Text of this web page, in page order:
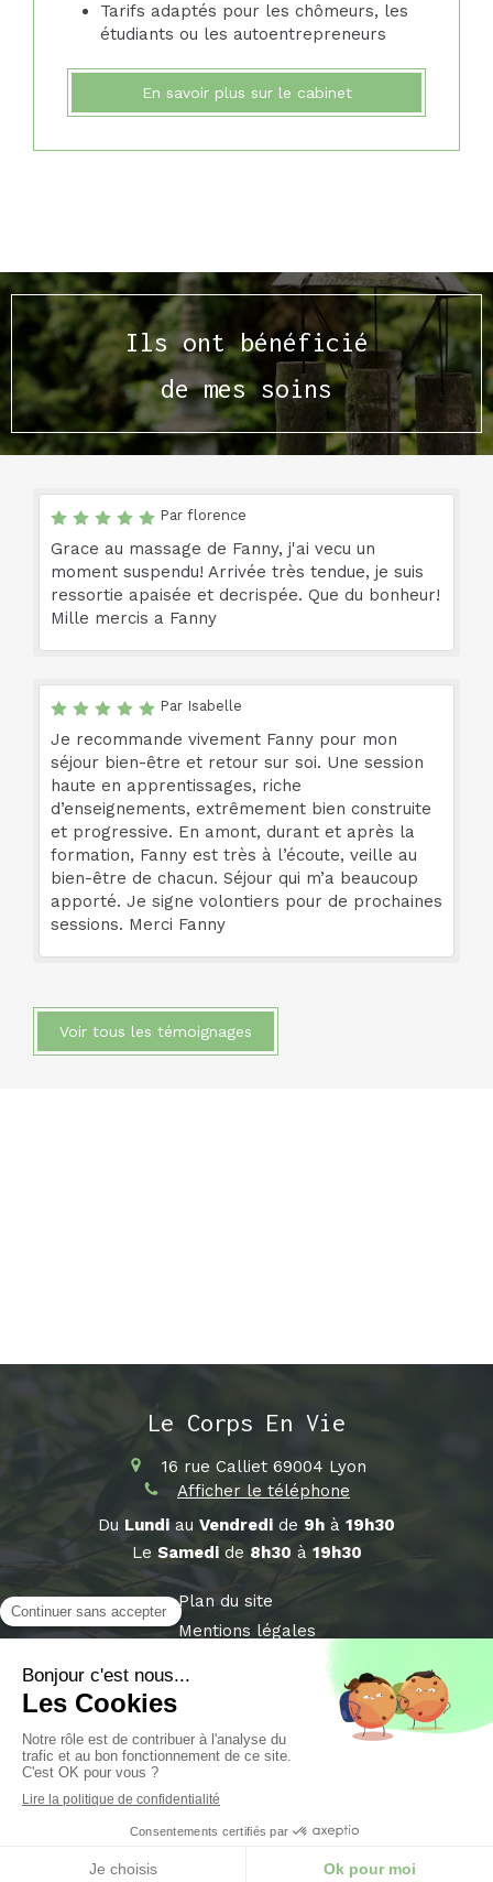
Tarifs adaptés pour les chômeurs, les
étudiants ou les autoentrepreneurs
En savoir plus sur le cabinet
Ils ont bénéficié
de mes soins
Par florence
Grace au massage de Fanny, j'ai vecu un
moment suspendu! Arrivée très tendue, je suis
ressortie apaisée et decrispée. Que du bonheur!
Mille mercis a Fanny
Par Isabelle
Je recommande vivement Fanny pour mon
séjour bien-être et retour sur soi. Une session
haute en apprentissages, riche
d’enseignements, extrêmement bien construite
et progressive. En amont, durant et après la
formation, Fanny est très à l’écoute, veille au
bien-être de chacun. Séjour qui m’a beaucoup
apporté. Je signe volontiers pour de prochaines
sessions. Merci Fanny
Voir tous les témoignages
Le Corps En Vie
16 rue Calliet 69004 Lyon
Afficher le téléphone
Du Lundiau Vendredi de 9h à 19h30
Le Samedide 8h30 à 19h30
Plan du site
Mentions légales
©2018 Le Corps En Vie - Sophrologue Lyon
Prendre rendez-vous sur Terapiz
Création et référencement du site par Simplébo
Site partenaire de
Medoucine
Site référencé sur